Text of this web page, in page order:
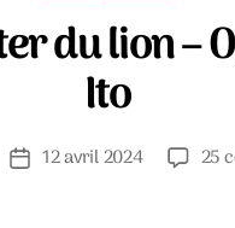
du lion –
Ito
Date12 avril 2024 25